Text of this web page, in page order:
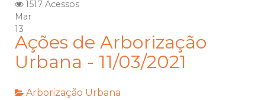
1517 Acessos
Mar
13
Ações de Arborização
Urbana - 11/03/2021
Arborização Urbana